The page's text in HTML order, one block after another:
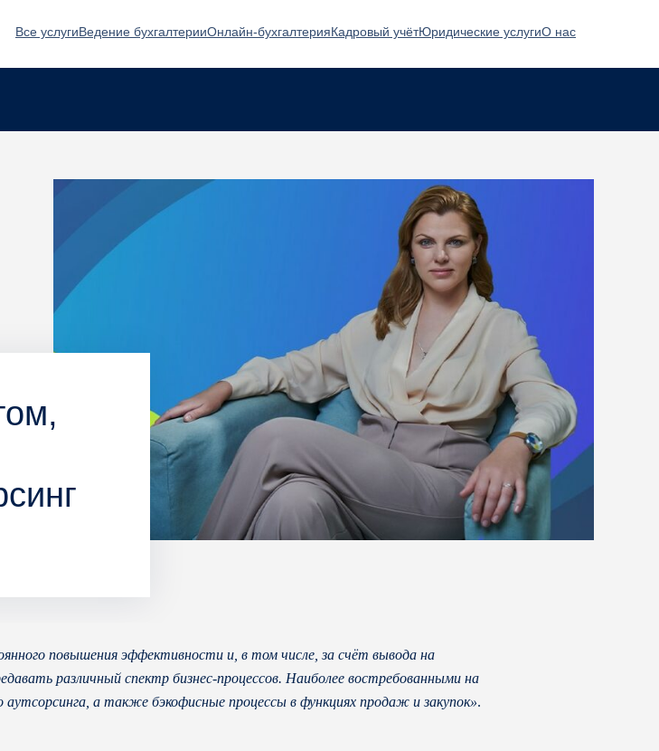
Все услугиВедение бухгалтерииОнлайн-бухгалтерияКадровый учётЮридические услугиО нас
повышения эффективности и, в том числе, за счёт вывода на
различный спектр бизнес-процессов. Наиболее востребованными на
аутсорсинга, а также бэкофисные процессы в функциях продаж и закупок».